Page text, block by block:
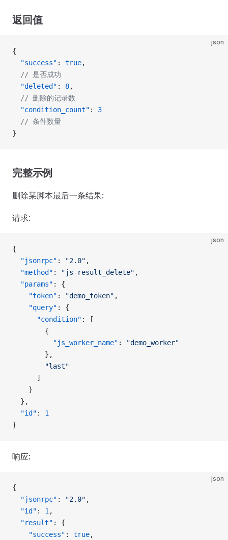
返回值
json
{
  "success"
: true,
  // 是否成功
  "deleted"
: 8,
  // 删除的记录数
  "condition_count"
: 3
  // 条件数量
}
完整示例
删除某脚本最后一条结果:
请求:
json
{
  "jsonrpc"
: "2.0" ,
  "method"
: "js-result_delete" ,
  "params"
: {
    "token"
: "demo_token" ,
    "query"
: {
      "condition"
: [
        {
          "js_worker_name"
:
"demo_worker"
        },
        "last"
      ]
    }
  },
  "id"
: 1
}
响应:
json
{
  "jsonrpc"
: "2.0" ,
  "id"
: 1 ,
  "result"
: {
    "success"
: true,